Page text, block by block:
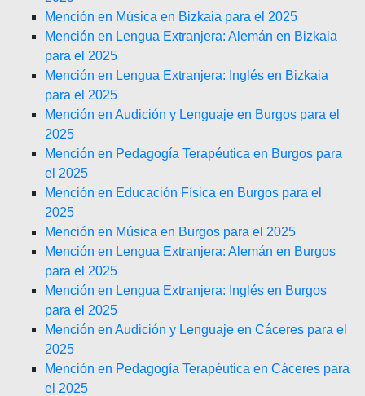
Mención en Música en Bizkaia para el 2025
Mención en Lengua Extranjera: Alemán en Bizkaia
para el 2025
Mención en Lengua Extranjera: Inglés en Bizkaia
para el 2025
Mención en Audición y Lenguaje en Burgos para el
2025
Mención en Pedagogía Terapéutica en Burgos para
el 2025
Mención en Educación Física en Burgos para el
2025
Mención en Música en Burgos para el 2025
Mención en Lengua Extranjera: Alemán en Burgos
para el 2025
Mención en Lengua Extranjera: Inglés en Burgos
para el 2025
Mención en Audición y Lenguaje en Cáceres para el
2025
Mención en Pedagogía Terapéutica en Cáceres para
el 2025